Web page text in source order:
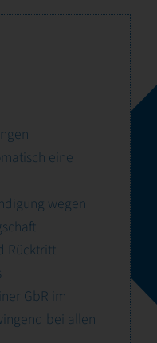
eine
wegen
Rücktritt
GbR im
bei allen